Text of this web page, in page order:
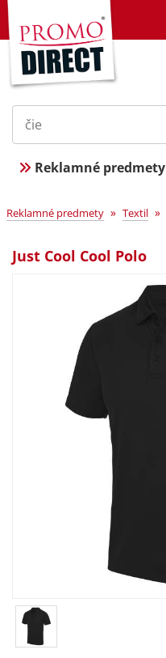
Reklamné predmety
Reklamné predmety » Textil »
Just Cool Cool Polo